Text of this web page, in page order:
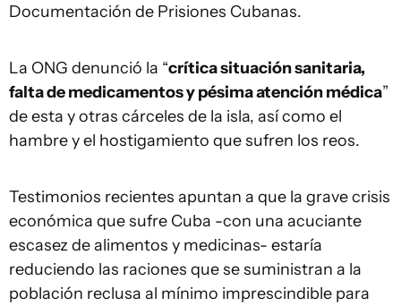
Documentación de Prisiones Cubanas.
La ONG denunció la “crítica situación sanitaria,
falta de medicamentos y pésima atención médica”
de esta y otras cárceles de la isla, así como el
hambre y el hostigamiento que sufren los reos.
Testimonios recientes apuntan a que la grave crisis
económica que sufre Cuba -con una acuciante
escasez de alimentos y medicinas- estaría
reduciendo las raciones que se suministran a la
población reclusa al mínimo imprescindible para